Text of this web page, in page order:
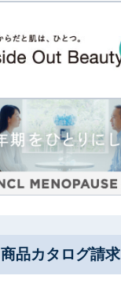
商品カタログ請求